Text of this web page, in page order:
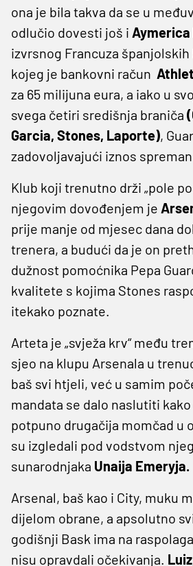
ona je bila takva da se u
odlučio dovesti još i
izvrsnog Francuza
kojeg je bankovni račun
za 65 milijuna eura, a iako u
svega četiri središnja braniča
Garcia, Stones, Laporte),
zadovoljavajući iznos
Klub koji trenutno drži „pole
njegovim dovođenjem je
prije manje od mjesec dana
trenera, a budući da je on
dužnost pomoćnika Pepa
kvalitete s kojima Stones
itekako poznate.
Arteta je „svježa krv“ među
sjeo na klupu Arsenala u
baš svi htjeli, već u samim
mandata se dalo naslutiti
potpuno drugačija momčad u
su izgledali pod vodstvom
sunarodnjaka Unaija Emeryja.
Arsenal, baš kao i City, muku
dijelom obrane, a apsolutno
godišnji Bask ima na
nisu opravdali očekivanja.